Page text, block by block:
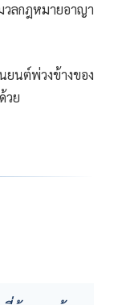
กฎหมายอาญา
นต์พ่วงข้างของ
วย